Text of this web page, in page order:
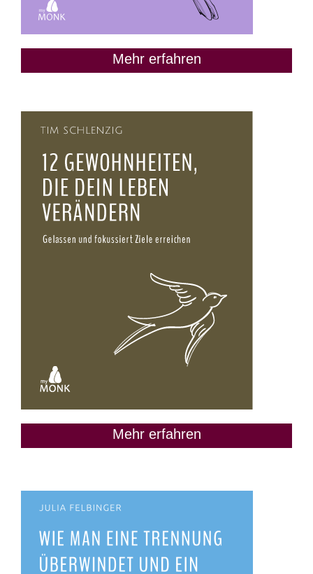
Mehr erfahren
Mehr erfahren